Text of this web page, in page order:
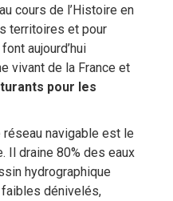
cours de l’Histoire en
territoires et pour
aujourd’hui
vivant de la France et
pour les
navigable est le
Il draine 80% des eaux
hydrographique
dénivelés,